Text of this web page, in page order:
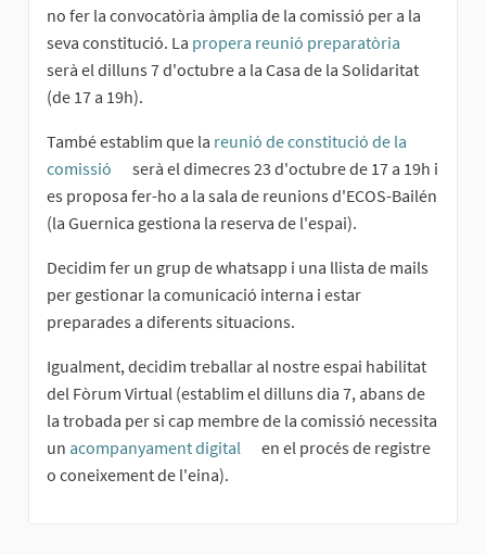
no fer la convocatòria àmplia de la comissió per a la
seva constitució. La propera reunió preparatòria
(External
serà el dilluns 7 d'octubre a la Casa de la Solidaritat
(de 17 a 19h).
També establim que la reunió de constitució de la
comissió
(External link)
serà el dimecres 23 d'octubre de 17 a 19h i
es proposa fer-ho a la sala de reunions d'ECOS-Bailén
(la Guernica gestiona la reserva de l'espai).
Decidim fer un grup de whatsapp i una llista de mails
per gestionar la comunicació interna i estar
preparades a diferents situacions.
Igualment, decidim treballar al nostre espai habilitat
del Fòrum Virtual (establim el dilluns dia 7, abans de
la trobada per si cap membre de la comissió necessita
un acompanyament digital
en el procés de registre
o coneixement de l'eina).